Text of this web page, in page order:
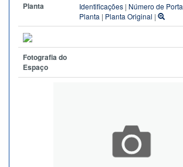
Planta
Identificações | Número de Porta
Planta | Planta Original |
Fotografia do
Espaço